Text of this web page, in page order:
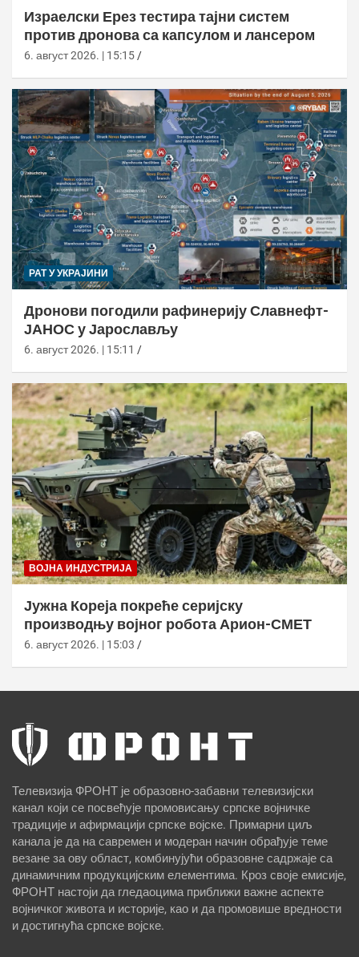
Израелски Ерез тестира тајни систем
против дронова са капсулом и лансером
6. август 2026. | 15:15
РАТ У УКРАЈИНИ
Дронови погодили рафинерију Славнефт-
ЈАНОС у Јарослављу
6. август 2026. | 15:11
ВОЈНА ИНДУСТРИЈА
Јужна Кореја покреће серијску
производњу војног робота Арион-СМЕТ
6. август 2026. | 15:03
Телевизија ФРОНТ је образовно-забавни телевизијски
канал који се посвећује промовисању српске војничке
традиције и афирмацији српске војске. Примарни циљ
канала је да на савремен и модеран начин обрађује теме
везане за ову област, комбинујући образовне садржаје са
динамичним продукцијским елементима. Кроз своје емисије,
ФРОНТ настоји да гледаоцима приближи важне аспекте
војничког живота и историје, као и да промовише вредности
и достигнућа српске војске.